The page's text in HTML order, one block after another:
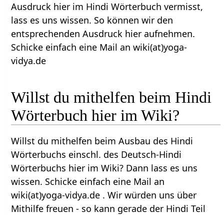
Ausdruck hier im Hindi Wörterbuch vermisst,
lass es uns wissen. So können wir den
entsprechenden Ausdruck hier aufnehmen.
Schicke einfach eine Mail an wiki(at)yoga-
vidya.de
Willst du mithelfen beim Hindi
Wörterbuch hier im Wiki?
Willst du mithelfen beim Ausbau des Hindi
Wörterbuchs einschl. des Deutsch-Hindi
Wörterbuchs hier im Wiki? Dann lass es uns
wissen. Schicke einfach eine Mail an
wiki(at)yoga-vidya.de . Wir würden uns über
Mithilfe freuen - so kann gerade der Hindi Teil